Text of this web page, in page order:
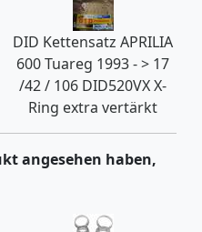
DID Kettensatz APRILIA
600 Tuareg 1993 - > 17
/42 / 106 DID520VX X-
Ring extra vertärkt
angesehen haben,